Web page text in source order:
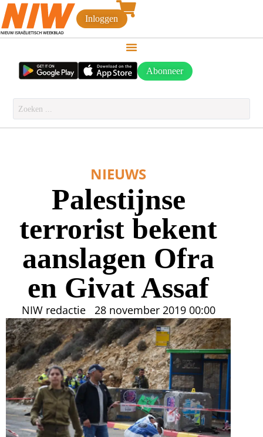
Inloggen
Abonneer
NIEUWS
Palestijnse
terrorist bekent
aanslagen Ofra
en Givat Assaf
NIW redactie 28 november 2019 00:00